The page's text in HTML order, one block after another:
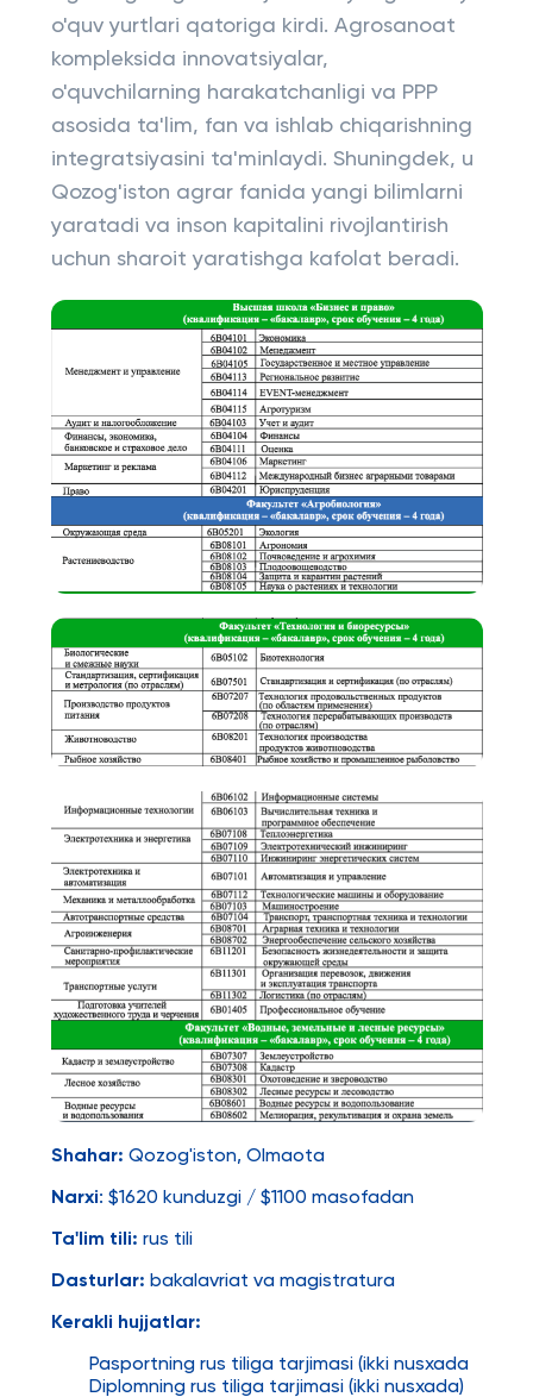
o'quv yurtlari qatoriga kirdi. Agrosanoat
kompleksida innovatsiyalar,
o'quvchilarning harakatchanligi va PPP
asosida ta'lim, fan va ishlab chiqarishning
integratsiyasini ta'minlaydi. Shuningdek, u
Qozog'iston agrar fanida yangi bilimlarni
yaratadi va inson kapitalini rivojlantirish
uchun sharoit yaratishga kafolat beradi.
Shahar: Qozog'iston, Olmaota
Narxi: $1620 kunduzgi / $1100 masofadan
Ta'lim tili: rus tili
Dasturlar: bakalavriat va magistratura
Kerakli hujjatlar:
Pasportning rus tiliga tarjimasi (ikki nusxada
Diplomning rus tiliga tarjimasi (ikki nusxada)